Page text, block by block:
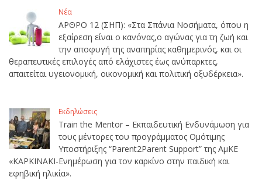
Νέα
ΑΡΘΡΟ 12 (ΣΗΠ): «Στα Σπάνια Νοσήματα, όπου η
εξαίρεση είναι ο κανόνας,ο αγώνας για τη ζωή και
την αποφυγή της αναπηρίας καθημερινός, και οι
θεραπευτικές επιλογές από ελάχιστες έως ανύπαρκτες,
απαιτείται υγειονομική, οικονομική και πολιτική οξυδέρκεια».
Εκδηλώσεις
Train the Mentor – Εκπαιδευτική Ενδυνάμωση για
τους μέντορες του προγράμματος Ομότιμης
Υποστήριξης “Parent2Parent Support” της ΑμΚΕ
«ΚΑΡΚΙΝΑΚΙ-Ενημέρωση για τον καρκίνο στην παιδική και
εφηβική ηλικία».